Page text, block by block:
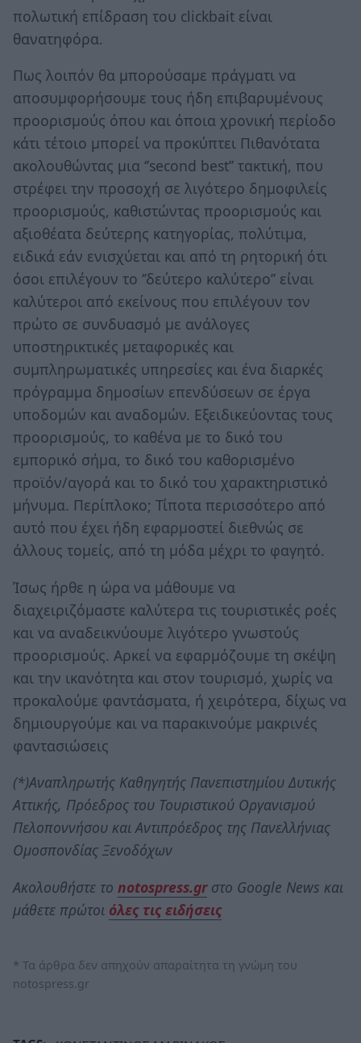
πολωτική επίδραση του clickbait είναι
θανατηφόρα.
Πως λοιπόν θα μπορούσαμε πράγματι να
αποσυμφορήσουμε τους ήδη επιβαρυμένους
προορισμούς όπου και όποια χρονική περίοδο
κάτι τέτοιο μπορεί να προκύπτει Πιθανότατα
ακολουθώντας μια ‘’second best’’ τακτική, που
στρέφει την προσοχή σε λιγότερο δημοφιλείς
προορισμούς, καθιστώντας προορισμούς και
αξιοθέατα δεύτερης κατηγορίας, πολύτιμα,
ειδικά εάν ενισχύεται και από τη ρητορική ότι
όσοι επιλέγουν το ‘’δεύτερο καλύτερο’’ είναι
καλύτεροι από εκείνους που επιλέγουν τον
πρώτο σε συνδυασμό με ανάλογες
υποστηρικτικές μεταφορικές και
συμπληρωματικές υπηρεσίες και ένα διαρκές
πρόγραμμα δημοσίων επενδύσεων σε έργα
υποδομών και αναδομών. Εξειδικεύοντας τους
προορισμούς, το καθένα με το δικό του
εμπορικό σήμα, το δικό του καθορισμένο
προϊόν/αγορά και το δικό του χαρακτηριστικό
μήνυμα. Περίπλοκο; Τίποτα περισσότερο από
αυτό που έχει ήδη εφαρμοστεί διεθνώς σε
άλλους τομείς, από τη μόδα μέχρι το φαγητό.
Ίσως ήρθε η ώρα να μάθουμε να
διαχειριζόμαστε καλύτερα τις τουριστικές ροές
και να αναδεικνύουμε λιγότερο γνωστούς
προορισμούς. Αρκεί να εφαρμόζουμε τη σκέψη
και την ικανότητα και στον τουρισμό, χωρίς να
προκαλούμε φαντάσματα, ή χειρότερα, δίχως να
δημιουργούμε και να παρακινούμε μακρινές
φαντασιώσεις
(*)Αναπληρωτής Καθηγητής Πανεπιστημίου Δυτικής
Αττικής, Πρόεδρος του Τουριστικού Οργανισμού
Πελοποννήσου και Αντιπρόεδρος της Πανελλήνιας
Ομοσπονδίας Ξενοδόχων
Ακολουθήστε το notospress.grστο Google News και
μάθετε πρώτοι όλες τις ειδήσεις
* Τα άρθρα δεν απηχούν απαραίτητα τη γνώμη του
notospress.gr